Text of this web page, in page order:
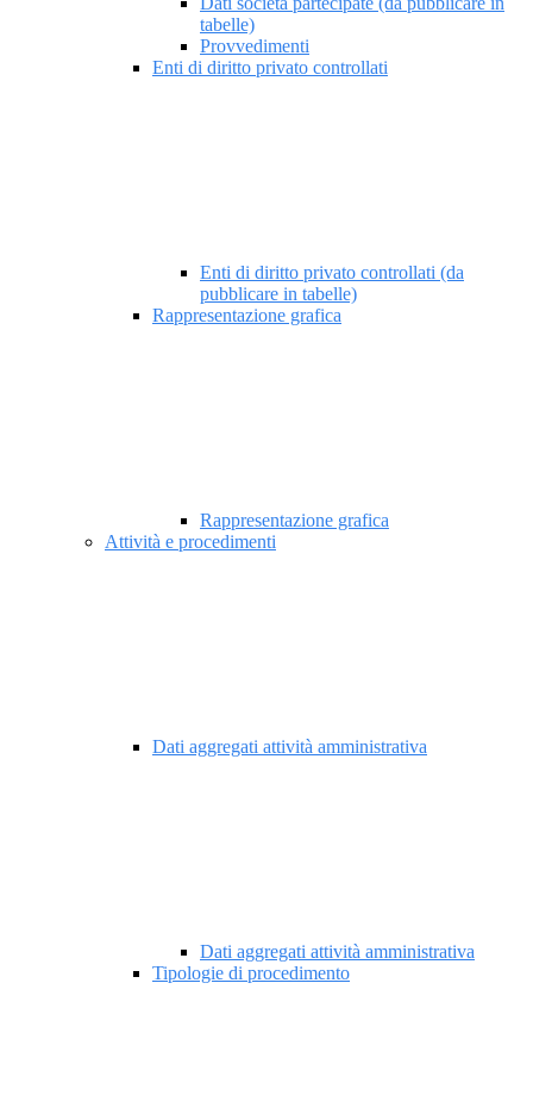
tabelle)
Provvedimenti
Enti di diritto privato controllati
Enti di diritto privato controllati (da
pubblicare in tabelle)
Rappresentazione grafica
Rappresentazione grafica
Attività e procedimenti
Dati aggregati attività amministrativa
Dati aggregati attività amministrativa
Tipologie di procedimento